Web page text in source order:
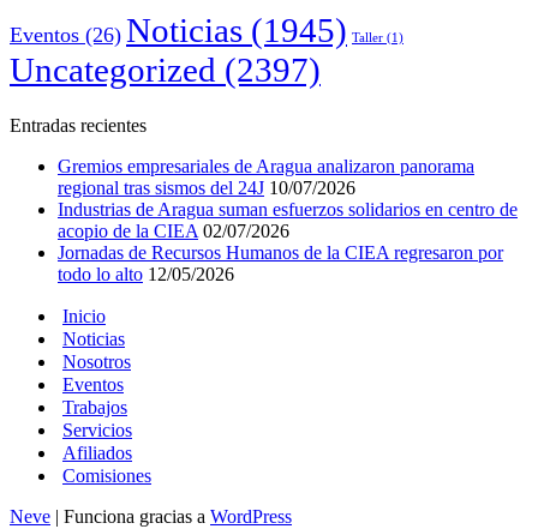
Eventos (26) Noticias (1945) Taller (1)
Uncategorized (2397)
Entradas recientes
Gremios empresariales de Aragua analizaron panorama
regional tras sismos del 24J 10/07/2026
Industrias de Aragua suman esfuerzos solidarios en centro de
acopio de la CIEA 02/07/2026
Jornadas de Recursos Humanos de la CIEA regresaron por
todo lo alto 12/05/2026
Inicio
Noticias
Nosotros
Eventos
Trabajos
Servicios
Afiliados
Comisiones
Neve | Funciona gracias a WordPress